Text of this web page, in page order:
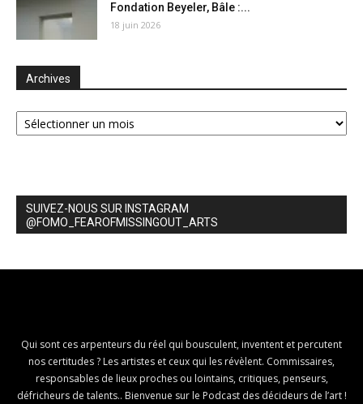
Fondation Beyeler, Bâle :...
18 juin 2026
Archives
Archives
SUIVEZ-NOUS SUR INSTAGRAM
@FOMO_FEAROFMISSINGOUT_ARTS
Qui sont ces arpenteurs du réel qui bousculent, inventent et percutent
nos certitudes ? Les artistes et ceux qui les révèlent. Commissaires,
responsables de lieux proches ou lointains, critiques, penseurs,
défricheurs de talents.. Bienvenue sur le Podcast des décideurs de l’art !